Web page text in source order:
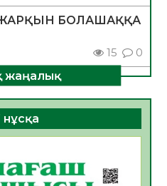
БОЛАШАҚҚА
15 0
– АЗАМАТТЫҚ
құттықтауы
5
жаңалық
нұсқа